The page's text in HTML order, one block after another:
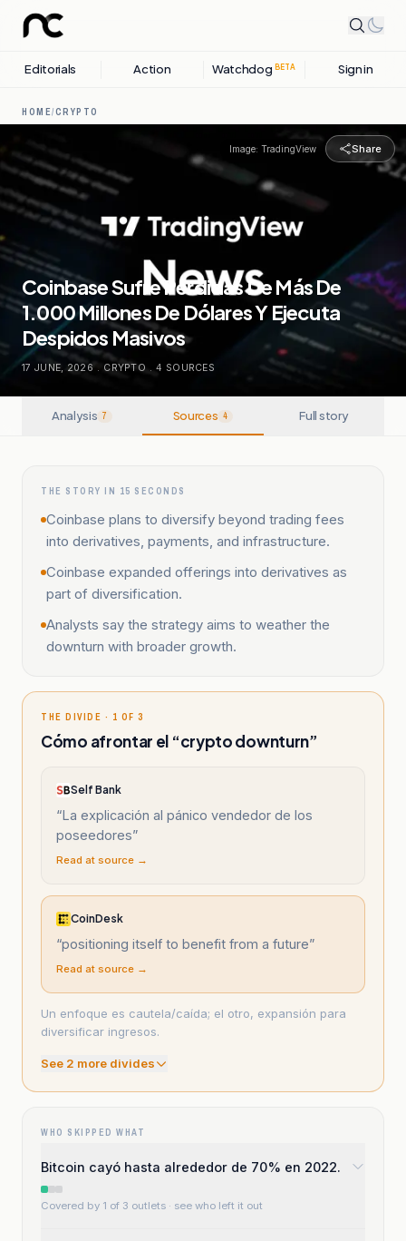
Editorials Action Watchdog BETA Sign in
HOME/CRYPTO
Image: TradingView Share
Coinbase Sufre Pérdidas De Más De
1.000 Millones De Dólares Y Ejecuta
Despidos Masivos
17 JUNE, 2026 . CRYPTO . 4 SOURCES
Analysis 7 Sources 4 Full story
THE STORY IN 15 SECONDS
Coinbase plans to diversify beyond trading fees
into derivatives, payments, and infrastructure.
Coinbase expanded offerings into derivatives as
part of diversification.
Analysts say the strategy aims to weather the
downturn with broader growth.
THE DIVIDE · 1 OF 3
Cómo afrontar el “crypto downturn”
Self Bank
“La explicación al pánico vendedor de los
poseedores”
Read at source →
CoinDesk
“positioning itself to benefit from a future”
Read at source →
Un enfoque es cautela/caída; el otro, expansión para
diversificar ingresos.
See 2 more divides
WHO SKIPPED WHAT
Bitcoin cayó hasta alrededor de 70% en 2022.
Covered by 1 of 3 outlets · see who left it out